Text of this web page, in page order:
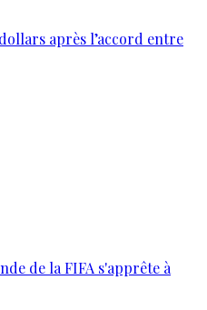
après l’accord entre
de la FIFA s'apprête à